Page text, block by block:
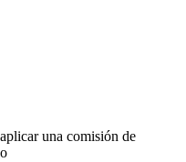
una comisión de